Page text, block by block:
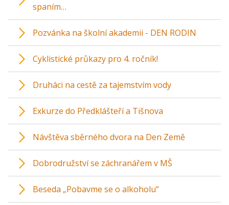
spaním…
Pozvánka na školní akademii - DEN RODIN
Cyklistické průkazy pro 4. ročník!
Druháci na cestě za tajemstvím vody
Exkurze do Předklášteří a Tišnova
Návštěva sběrného dvora na Den Země
Dobrodružství se záchranářem v MŠ
Beseda „Pobavme se o alkoholu“